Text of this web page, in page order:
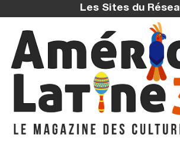
Les Sites du